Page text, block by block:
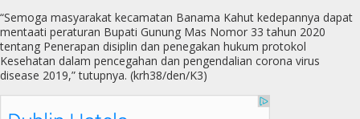
“Semoga masyarakat kecamatan Banama Kahut kedepannya dapat
mentaati peraturan Bupati Gunung Mas Nomor 33 tahun 2020
tentang Penerapan disiplin dan penegakan hukum protokol
Kesehatan dalam pencegahan dan pengendalian corona virus
disease 2019,” tutupnya. (krh38/den/K3)